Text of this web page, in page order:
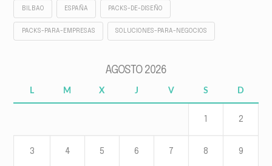
BILBAO ESPAÑA PACKS-DE-DISEÑO
PACKS-PARA-EMPRESAS SOLUCIONES-PARA-NEGOCIOS
AGOSTO 2026
L M X J V S D
2
3 4 5 6 7 8 9